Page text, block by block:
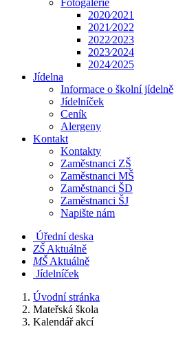
Fotogalerie
2020⁄2021
2021⁄2022
2022⁄2023
2023⁄2024
2024⁄2025
Jídelna
Informace o školní jídelně
Jídelníček
Ceník
Alergeny
Kontakt
Kontakty
Zaměstnanci ZŠ
Zaměstnanci MŠ
Zaměstnanci ŠD
Zaměstnanci ŠJ
Napište nám
Úřední deska
​​ZŠ Aktuálně
​​MŠ Aktuálně
Jídelníček
Úvodní stránka
Mateřská škola
Kalendář akcí